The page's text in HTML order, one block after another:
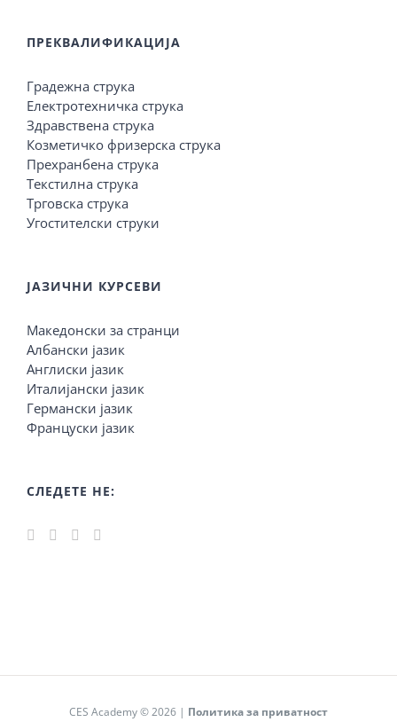
ПРЕКВАЛИФИКАЦИЈА
Градежна струка
Електротехничка струка
Здравствена струка
Козметичко фризерска струка
Прехранбена струка
Текстилна струка
Трговска струка
Угостителски струки
ЈАЗИЧНИ КУРСЕВИ
Македонски за странци
Албански јазик
Англиски јазик
Италијански јазик
Германски јазик
Француски јазик
СЛЕДЕТЕ НЕ:
CES Academy © 2026 | Политика за приватност